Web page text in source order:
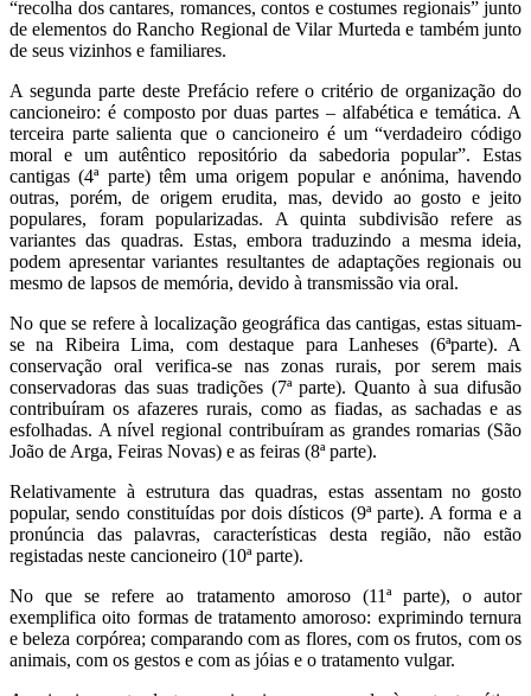
“recolha dos cantares, romances, contos e costumes regionais” junto
de elementos do Rancho Regional de Vilar Murteda e também junto
de seus vizinhos e familiares.
A segunda parte deste Prefácio refere o critério de organização do
cancioneiro: é composto por duas partes – alfabética e temática. A
terceira parte salienta que o cancioneiro é um “verdadeiro código
moral e um autêntico repositório da sabedoria popular”. Estas
cantigas (4ª parte) têm uma origem popular e anónima, havendo
outras, porém, de origem erudita, mas, devido ao gosto e jeito
populares, foram popularizadas. A quinta subdivisão refere as
variantes das quadras. Estas, embora traduzindo a mesma ideia,
podem apresentar variantes resultantes de adaptações regionais ou
mesmo de lapsos de memória, devido à transmissão via oral.
No que se refere à localização geográfica das cantigas, estas situam-
se na Ribeira Lima, com destaque para Lanheses (6ªparte). A
conservação oral verifica-se nas zonas rurais, por serem mais
conservadoras das suas tradições (7ª parte). Quanto à sua difusão
contribuíram os afazeres rurais, como as fiadas, as sachadas e as
esfolhadas. A nível regional contribuíram as grandes romarias (São
João de Arga, Feiras Novas) e as feiras (8ª parte).
Relativamente à estrutura das quadras, estas assentam no gosto
popular, sendo constituídas por dois dísticos (9ª parte). A forma e a
pronúncia das palavras, características desta região, não estão
registadas neste cancioneiro (10ª parte).
No que se refere ao tratamento amoroso (11ª parte), o autor
exemplifica oito formas de tratamento amoroso: exprimindo ternura
e beleza corpórea; comparando com as flores, com os frutos, com os
animais, com os gestos e com as jóias e o tratamento vulgar.